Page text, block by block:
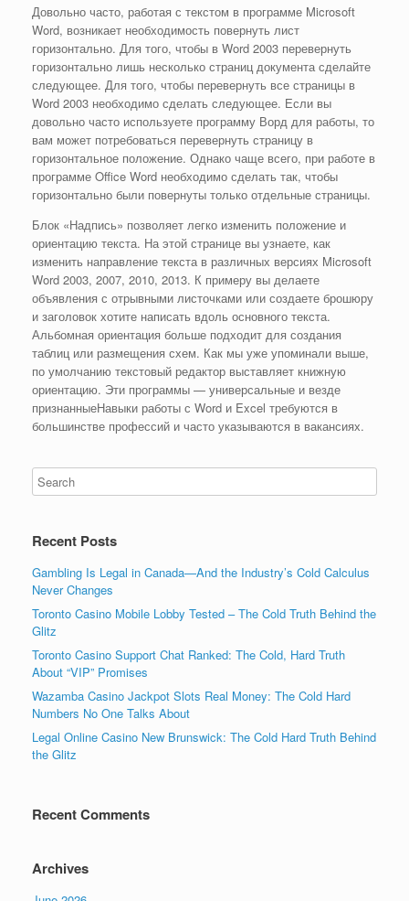
Довольно часто, работая с текстом в программе Microsoft
Word, возникает необходимость повернуть лист
горизонтально. Для того, чтобы в Word 2003 перевернуть
горизонтально лишь несколько страниц документа сделайте
следующее. Для того, чтобы перевернуть все страницы в
Word 2003 необходимо сделать следующее. Если вы
довольно часто используете программу Ворд для работы, то
вам может потребоваться перевернуть страницу в
горизонтальное положение. Однако чаще всего, при работе в
программе Office Word необходимо сделать так, чтобы
горизонтально были повернуты только отдельные страницы.
Блок «Надпись» позволяет легко изменить положение и
ориентацию текста. На этой странице вы узнаете, как
изменить направление текста в различных версиях Microsoft
Word 2003, 2007, 2010, 2013. К примеру вы делаете
объявления с отрывными листочками или создаете брошюру
и заголовок хотите написать вдоль основного текста.
Альбомная ориентация больше подходит для создания
таблиц или размещения схем. Как мы уже упоминали выше,
по умолчанию текстовый редактор выставляет книжную
ориентацию. Эти программы — универсальные и везде
признанныеНавыки работы с Word и Excel требуются в
большинстве профессий и часто указываются в вакансиях.
Recent Posts
Gambling Is Legal in Canada—And the Industry’s Cold Calculus
Never Changes
Toronto Casino Mobile Lobby Tested – The Cold Truth Behind the
Glitz
Toronto Casino Support Chat Ranked: The Cold, Hard Truth
About “VIP” Promises
Wazamba Casino Jackpot Slots Real Money: The Cold Hard
Numbers No One Talks About
Legal Online Casino New Brunswick: The Cold Hard Truth Behind
the Glitz
Recent Comments
Archives